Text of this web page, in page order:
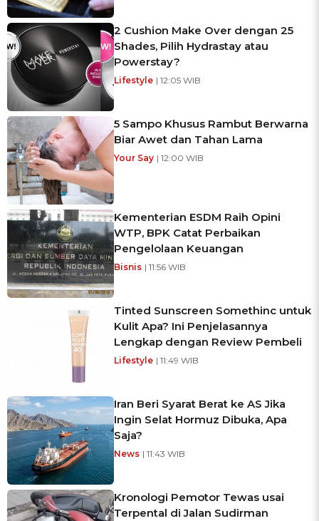
2 Cushion Make Over dengan 25
Shades, Pilih Hydrastay atau
Powerstay?
Lifestyle | 12:05 WIB
5 Sampo Khusus Rambut Berwarna
Biar Awet dan Tahan Lama
Your Say | 12:00 WIB
Kementerian ESDM Raih Opini
WTP, BPK Catat Perbaikan
Pengelolaan Keuangan
Bisnis | 11:56 WIB
Tinted Sunscreen Somethinc untuk
Kulit Apa? Ini Penjelasannya
Lengkap dengan Review Pembeli
Lifestyle | 11:49 WIB
Iran Beri Syarat Berat ke AS Jika
Ingin Selat Hormuz Dibuka, Apa
Saja?
News | 11:43 WIB
Kronologi Pemotor Tewas usai
Terpental di Jalan Sudirman